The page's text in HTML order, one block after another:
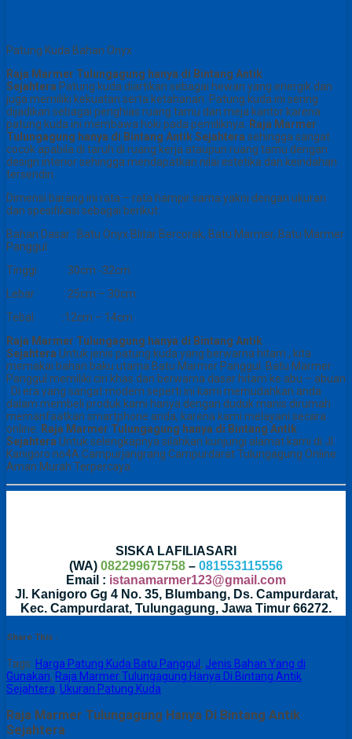
Patung Kuda Bahan Onyx
Raja Marmer Tulungagung hanya di Bintang Antik
Sejahtera Patung kuda diartikan sebagai hewan yang energik dan
juga memiliki kekuatan serta ketahanan. Patung kuda ini sering
dijadikan sebagai penghias ruang tamu dan meja kantor karena
patung kuda ini membawa hoki pada pemiliknya.
Raja Marmer
Tulungagung hanya di Bintang Antik Sejahtera sehingga sangat
cocok apabila di taruh di ruang kerja ataupun ruang tamu dengan
design interior sehingga mendapatkan nilai estetika dan keindahan
tersendiri.
Dimensi barang ini rata – rata hampir sama yakni dengan ukuran
dan spesifikasi sebagai berikut:
Bahan Dasar : Batu Onyx Blitar Bercorak, Batu Marmer, Batu Marmer
Panggul
Tinggi : 30cm -32cm
Lebar : 25cm – 30cm
Tebal :12cm – 14cm
Raja Marmer Tulungagung hanya di Bintang Antik
Sejahtera Untuk jenis patung kuda yang berwarna hitam , kita
memakai bahan baku utama Batu Marmer Panggul. Batu Marmer
Panggul memiliki ciri khas dan berwarna dasar hitam ke abu – abuan
. Di era yang sangat modern seperti ini kami memudahkan anda
dalam membeli produk kami hanya dengan duduk manis dirumah
memanfaatkan smartphone anda, karena kami melayani secara
online.
Raja Marmer Tulungagung hanya di Bintang Antik
Sejahtera Untuk selengkapnya silahkan kunjungi alamat kami di Jl.
Kanigoro no4A Campurjangrang Campurdarat Tulungagung Online
Aman Murah Terpercaya.
SISKA LAFILIASARI
(WA) 082299675758 – 081553115556
Email : istanamarmer123@gmail.com
Jl. Kanigoro Gg 4 No. 35, Blumbang, Ds. Campurdarat,
Kec. Campurdarat, Tulungagung, Jawa Timur 66272.
Share This :
Tags: Harga Patung Kuda Batu Panggul , Jenis Bahan Yang di
Gunakan, Raja Marmer Tulungagung Hanya Di Bintang Antik
Sejahtera, Ukuran Patung Kuda
Raja Marmer Tulungagung Hanya Di Bintang Antik
Sejahtera